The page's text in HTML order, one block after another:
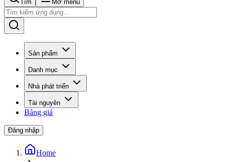
Tìm Mở menu
Sản phẩm
Danh mục
Nhà phát triển
Tài nguyên
Bảng giá
Đăng nhập
Home